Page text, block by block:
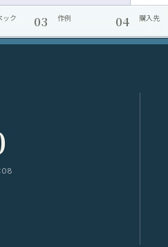
ック 03 作例 04 購入先